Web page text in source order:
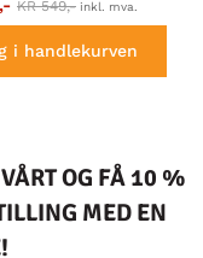
KR 549,- inkl. mva.
i handlekurven
OG FÅ 10 %
MED EN